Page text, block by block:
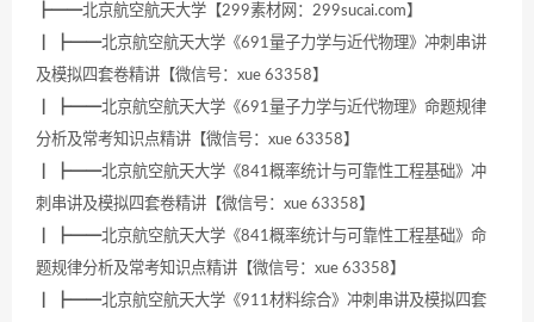
┣━━北京航空航天大学【299素材网：299sucai.com】
┃ ┣━━北京航空航天大学《691量子力学与近代物理》冲刺串讲
及模拟四套卷精讲【微信号：xue 63358】
┃ ┣━━北京航空航天大学《691量子力学与近代物理》命题规律
分析及常考知识点精讲【微信号：xue 63358】
┃ ┣━━北京航空航天大学《841概率统计与可靠性工程基础》冲
刺串讲及模拟四套卷精讲【微信号：xue 63358】
┃ ┣━━北京航空航天大学《841概率统计与可靠性工程基础》命
题规律分析及常考知识点精讲【微信号：xue 63358】
┃ ┣━━北京航空航天大学《911材料综合》冲刺串讲及模拟四套